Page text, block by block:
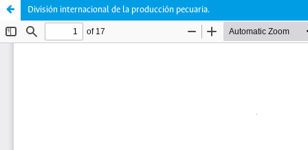
División internacional de la producción pecuaria.